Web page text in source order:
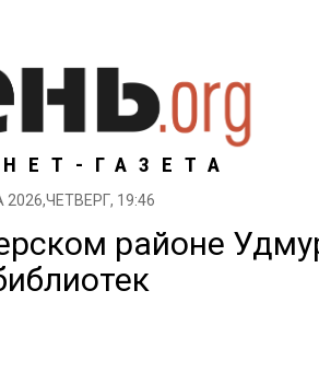
ГАЗЕТА
19:46
районе